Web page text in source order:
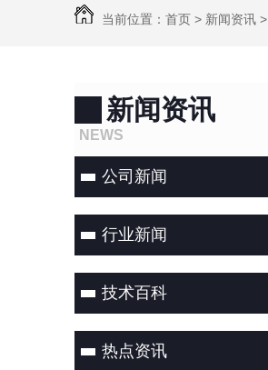
当前位置： 首页 > 新闻资讯 >
新闻资讯
NEWS
公司新闻
行业新闻
技术百科
热点资讯